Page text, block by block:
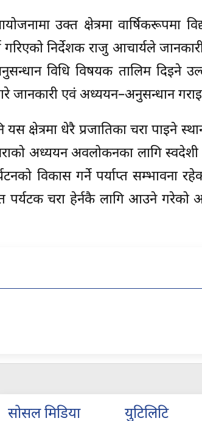
उक्त क्षेत्रमा वार्षिकरूपमा
निर्देशक राजु आचार्यले
विधि विषयक तालिम दिइने
जानकारी एवं अध्ययन–अनुसन्धान
क्षेत्रमा धेरै प्रजातिका चरा पाइने
अध्ययन अवलोकनका लागि स्वदेशी
विकास गर्ने पर्याप्त सम्भावना
पर्यटक चरा हेर्नकै लागि आउने
सोसल मिडिया युटिलिटि